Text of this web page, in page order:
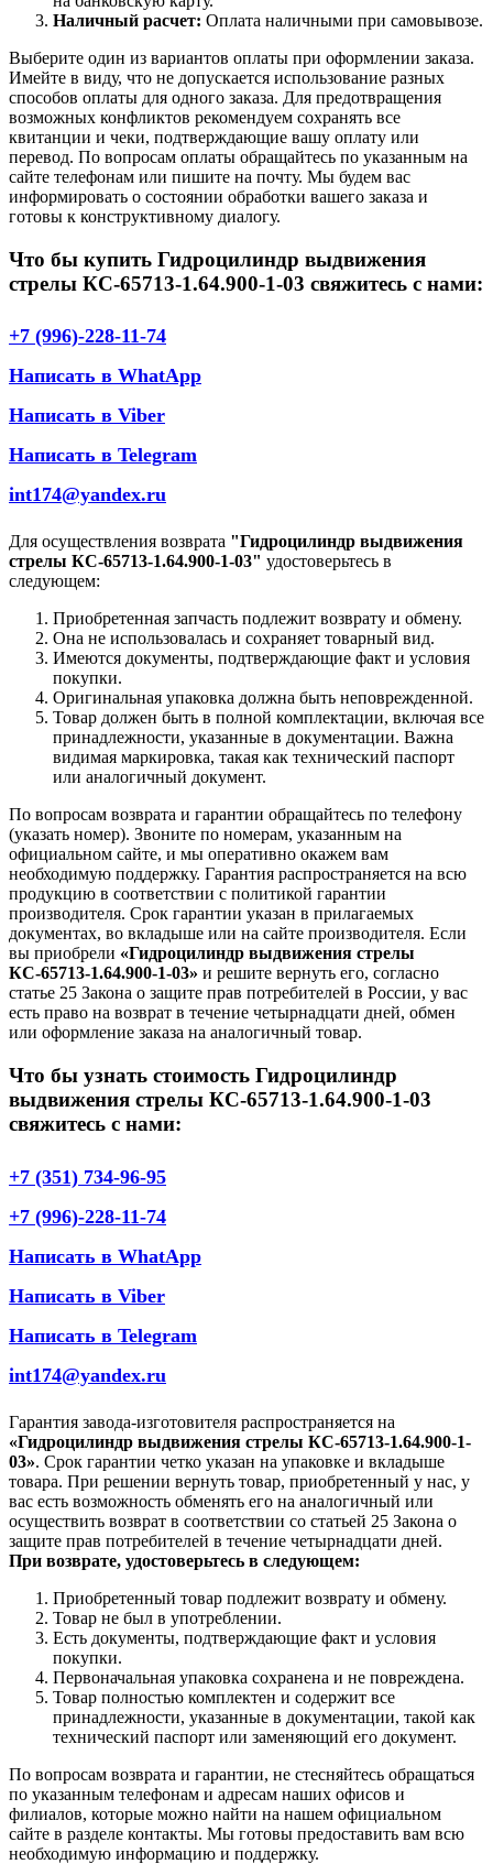
Наличный расчет: Оплата наличными при самовывозе.
Выберите один из вариантов оплаты при оформлении заказа.
Имейте в виду, что не допускается использование разных
способов оплаты для одного заказа. Для предотвращения
возможных конфликтов рекомендуем сохранять все
квитанции и чеки, подтверждающие вашу оплату или
перевод. По вопросам оплаты обращайтесь по указанным на
сайте телефонам или пишите на почту. Мы будем вас
информировать о состоянии обработки вашего заказа и
готовы к конструктивному диалогу.
Что бы купить Гидроцилиндр выдвижения
стрелы КС-65713-1.64.900-1-03 свяжитесь с нами:
+7 (996)-228-11-74
Написать в WhatApp
Написать в Viber
Написать в Telegram
int174@yandex.ru
Для осуществления возврата "Гидроцилиндр выдвижения
стрелы КС-65713-1.64.900-1-03" удостоверьтесь в
следующем:
Приобретенная запчасть подлежит возврату и обмену.
Она не использовалась и сохраняет товарный вид.
Имеются документы, подтверждающие факт и условия
покупки.
Оригинальная упаковка должна быть неповрежденной.
Товар должен быть в полной комплектации, включая все
принадлежности, указанные в документации. Важна
видимая маркировка, такая как технический паспорт
или аналогичный документ.
По вопросам возврата и гарантии обращайтесь по телефону
(указать номер). Звоните по номерам, указанным на
официальном сайте, и мы оперативно окажем вам
необходимую поддержку. Гарантия распространяется на всю
продукцию в соответствии с политикой гарантии
производителя. Срок гарантии указан в прилагаемых
документах, во вкладыше или на сайте производителя. Если
вы приобрели «Гидроцилиндр выдвижения стрелы
КС-65713-1.64.900-1-03» и решите вернуть его, согласно
статье 25 Закона о защите прав потребителей в России, у вас
есть право на возврат в течение четырнадцати дней, обмен
или оформление заказа на аналогичный товар.
Что бы узнать стоимость Гидроцилиндр
выдвижения стрелы КС-65713-1.64.900-1-03
свяжитесь с нами:
+7 (351) 734-96-95
+7 (996)-228-11-74
Написать в WhatApp
Написать в Viber
Написать в Telegram
int174@yandex.ru
Гарантия завода-изготовителя распространяется на
«Гидроцилиндр выдвижения стрелы КС-65713-1.64.900-1-
03». Срок гарантии четко указан на упаковке и вкладыше
товара. При решении вернуть товар, приобретенный у нас, у
вас есть возможность обменять его на аналогичный или
осуществить возврат в соответствии со статьей 25 Закона о
защите прав потребителей в течение четырнадцати дней.
При возврате, удостоверьтесь в следующем:
Приобретенный товар подлежит возврату и обмену.
Товар не был в употреблении.
Есть документы, подтверждающие факт и условия
покупки.
Первоначальная упаковка сохранена и не повреждена.
Товар полностью комплектен и содержит все
принадлежности, указанные в документации, такой как
технический паспорт или заменяющий его документ.
По вопросам возврата и гарантии, не стесняйтесь обращаться
по указанным телефонам и адресам наших офисов и
филиалов, которые можно найти на нашем официальном
сайте в разделе контакты. Мы готовы предоставить вам всю
необходимую информацию и поддержку.